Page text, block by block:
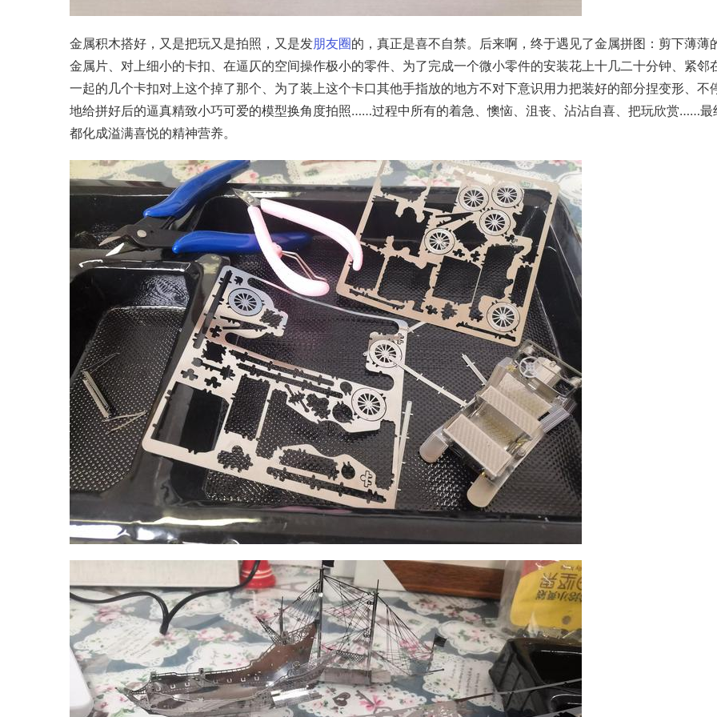
金属积木搭好，又是把玩又是拍照，又是发朋友圈的，真正是喜不自禁。后来啊，终于遇见了金属拼图：剪下薄薄
金属片、对上细小的卡扣、在逼仄的空间操作极小的零件、为了完成一个微小零件的安装花上十几二十分钟、紧邻
一起的几个卡扣对上这个掉了那个、为了装上这个卡口其他手指放的地方不对下意识用力把装好的部分捏变形、不
地给拼好后的逼真精致小巧可爱的模型换角度拍照……过程中所有的着急、懊恼、沮丧、沾沾自喜、把玩欣赏……最
都化成溢满喜悦的精神营养。